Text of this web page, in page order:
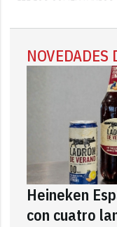
NOVEDADES
Heineken
con cuatro